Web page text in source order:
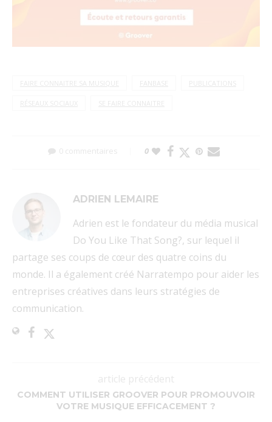
FAIRE CONNAITRE SA MUSIQUE FANBASE PUBLICATIONS
RÉSEAUX SOCIAUX SE FAIRE CONNAITRE
0 commentaires 0
ADRIEN LEMAIRE
Adrien est le fondateur du média musical
Do You Like That Song?, sur lequel il
partage ses coups de cœur des quatre coins du
monde. Il a également créé Narratempo pour aider les
entreprises créatives dans leurs stratégies de
communication.
article précédent
COMMENT UTILISER GROOVER POUR PROMOUVOIR
VOTRE MUSIQUE EFFICACEMENT ?